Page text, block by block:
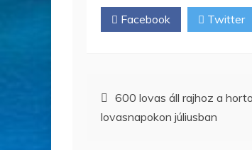
Facebook Twitter
Bejegyzés
navigáció
600 lovas áll rajhoz a
lovasnapokon júliusban